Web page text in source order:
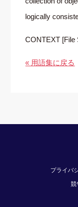
logically
CONTEXT [File
« 用語集に戻る
プライバ
競